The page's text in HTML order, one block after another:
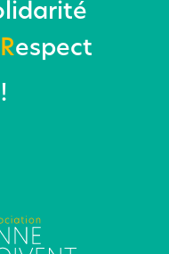
Respect